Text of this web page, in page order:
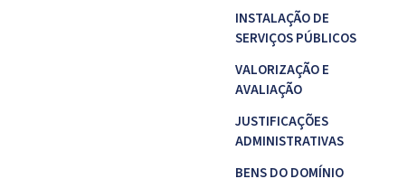
INSTALAÇÃO DE
SERVIÇOS PÚBLICOS
VALORIZAÇÃO E
AVALIAÇÃO
JUSTIFICAÇÕES
ADMINISTRATIVAS
BENS DO DOMÍNIO